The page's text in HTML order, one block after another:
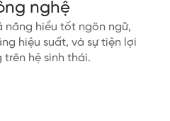
nghệ
năng hiểu tốt ngôn ngữ,
hiệu suất, và sự tiện lợi
hệ sinh thái.